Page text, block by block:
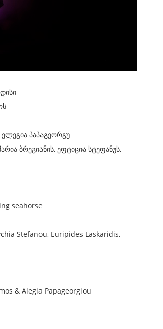
პაპაგეორგუ
ბრეგიანის, ეფტიცია სტეფანუს,
seahorse
Stefanou, Euripides Laskaridis,
& Alegia Papageorgiou